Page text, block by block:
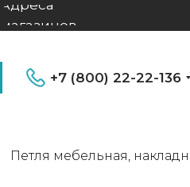
Адреса
магазинов
+7 (800) 22-22-136
Петля мебельная,